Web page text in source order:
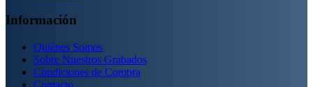
Información
Quiénes Somos
Sobre Nuestros Grabados
Condiciones de Compra
Contacto